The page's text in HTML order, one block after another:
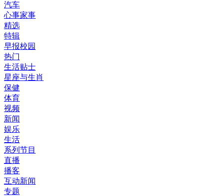
汽车
心事家事
精选
特辑
早报校园
热门
生活贴士
星座与生肖
保健
体育
视频
新闻
娱乐
生活
系列节目
直播
播客
互动新闻
专题